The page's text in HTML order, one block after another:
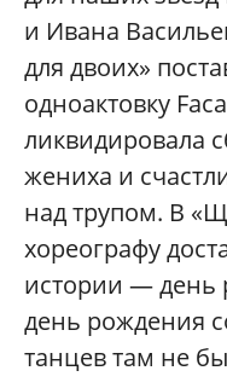
и Ивана
для двоих»
одноактовку
ликвидировала
жениха и
над трупом. В
хореографу
истории — день
день рождения
танцев там не